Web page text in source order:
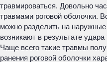
травмироваться. Довольно
травмами роговой оболочки.
можно разделить на
возникают в результате
Чаще всего такие травмы
ранения роговой оболочки